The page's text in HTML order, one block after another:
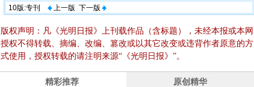
10版:专刊 上一版 下一版
版权声明：凡《光明日报》上刊载作品（含标题），未经本报或本网
授权不得转载、摘编、改编、篡改或以其它改变或违背作者原意的方
式使用，授权转载的请注明来源“《光明日报》”。